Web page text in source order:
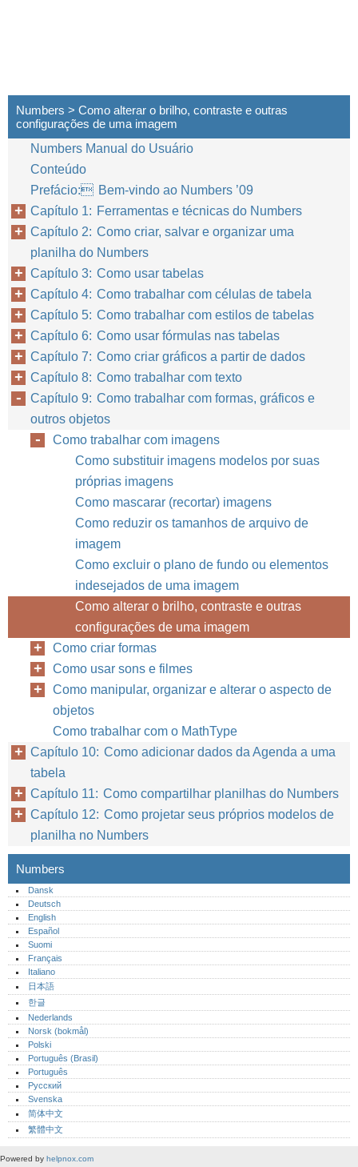
Numbers > Como alterar o brilho, contraste e outras
configurações de uma imagem
Numbers Manual do Usuário
Conteúdo
Prefácio: Bem-vindo ao Numbers ’09
Capítulo 1: Ferramentas e técnicas do Numbers
Capítulo 2: Como criar, salvar e organizar uma
planilha do Numbers
Capítulo 3: Como usar tabelas
Capítulo 4: Como trabalhar com células de tabela
Capítulo 5: Como trabalhar com estilos de tabelas
Capítulo 6: Como usar fórmulas nas tabelas
Capítulo 7: Como criar gráficos a partir de dados
Capítulo 8: Como trabalhar com texto
Capítulo 9: Como trabalhar com formas, gráficos e
outros objetos
Como trabalhar com imagens
Como substituir imagens modelos por suas
próprias imagens
Como mascarar (recortar) imagens
Como reduzir os tamanhos de arquivo de
imagem
Como excluir o plano de fundo ou elementos
indesejados de uma imagem
Como alterar o brilho, contraste e outras
configurações de uma imagem
Como criar formas
Como usar sons e filmes
Como manipular, organizar e alterar o aspecto de
objetos
Como trabalhar com o MathType
Capítulo 10: Como adicionar dados da Agenda a uma
tabela
Capítulo 11: Como compartilhar planilhas do Numbers
Capítulo 12: Como projetar seus próprios modelos de
planilha no Numbers
Numbers
Dansk
Deutsch
English
Español
Suomi
Français
Italiano
日本語
한글
Nederlands
Norsk (bokmål)‎
Polski
Português (Brasil)
Português‎
Русский
Svenska
简体中文
繁體中文
Powered by helpnox.com